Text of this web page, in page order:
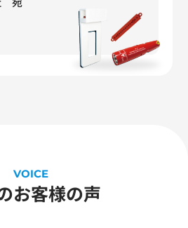
VOICE
お客様の声